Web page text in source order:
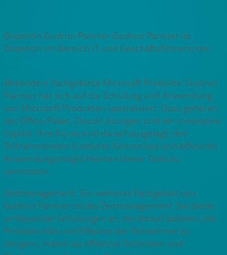
Dozentin Gudrun Pannier Gudrun Pannier ist
Dozentin im Bereich IT und Geschäftsführerin der
.
Besondere Fachgebiete Microsoft Produkte: Gudrun
Pannier hat sich auf die Schulung und Anwendung
von Microsoft Produkten spezialisiert. Dazu gehören
das Office-Paket, Cloud-Lösungen und der innovative
Copilot. Ihre Kurse sind darauf ausgelegt, den
Teilnehmenden fundierte Kenntnisse und effiziente
Anwendungsmöglichkeiten dieser Tools zu
vermitteln.
Zeitmanagement: Ein weiteres Fachgebiet von
Gudrun Pannier ist das Zeitmanagement. Sie bietet
umfassende Schulungen an, die darauf abzielen, die
Produktivität und Effizienz der Teilnehmer zu
steigern, indem sie effektive Techniken und